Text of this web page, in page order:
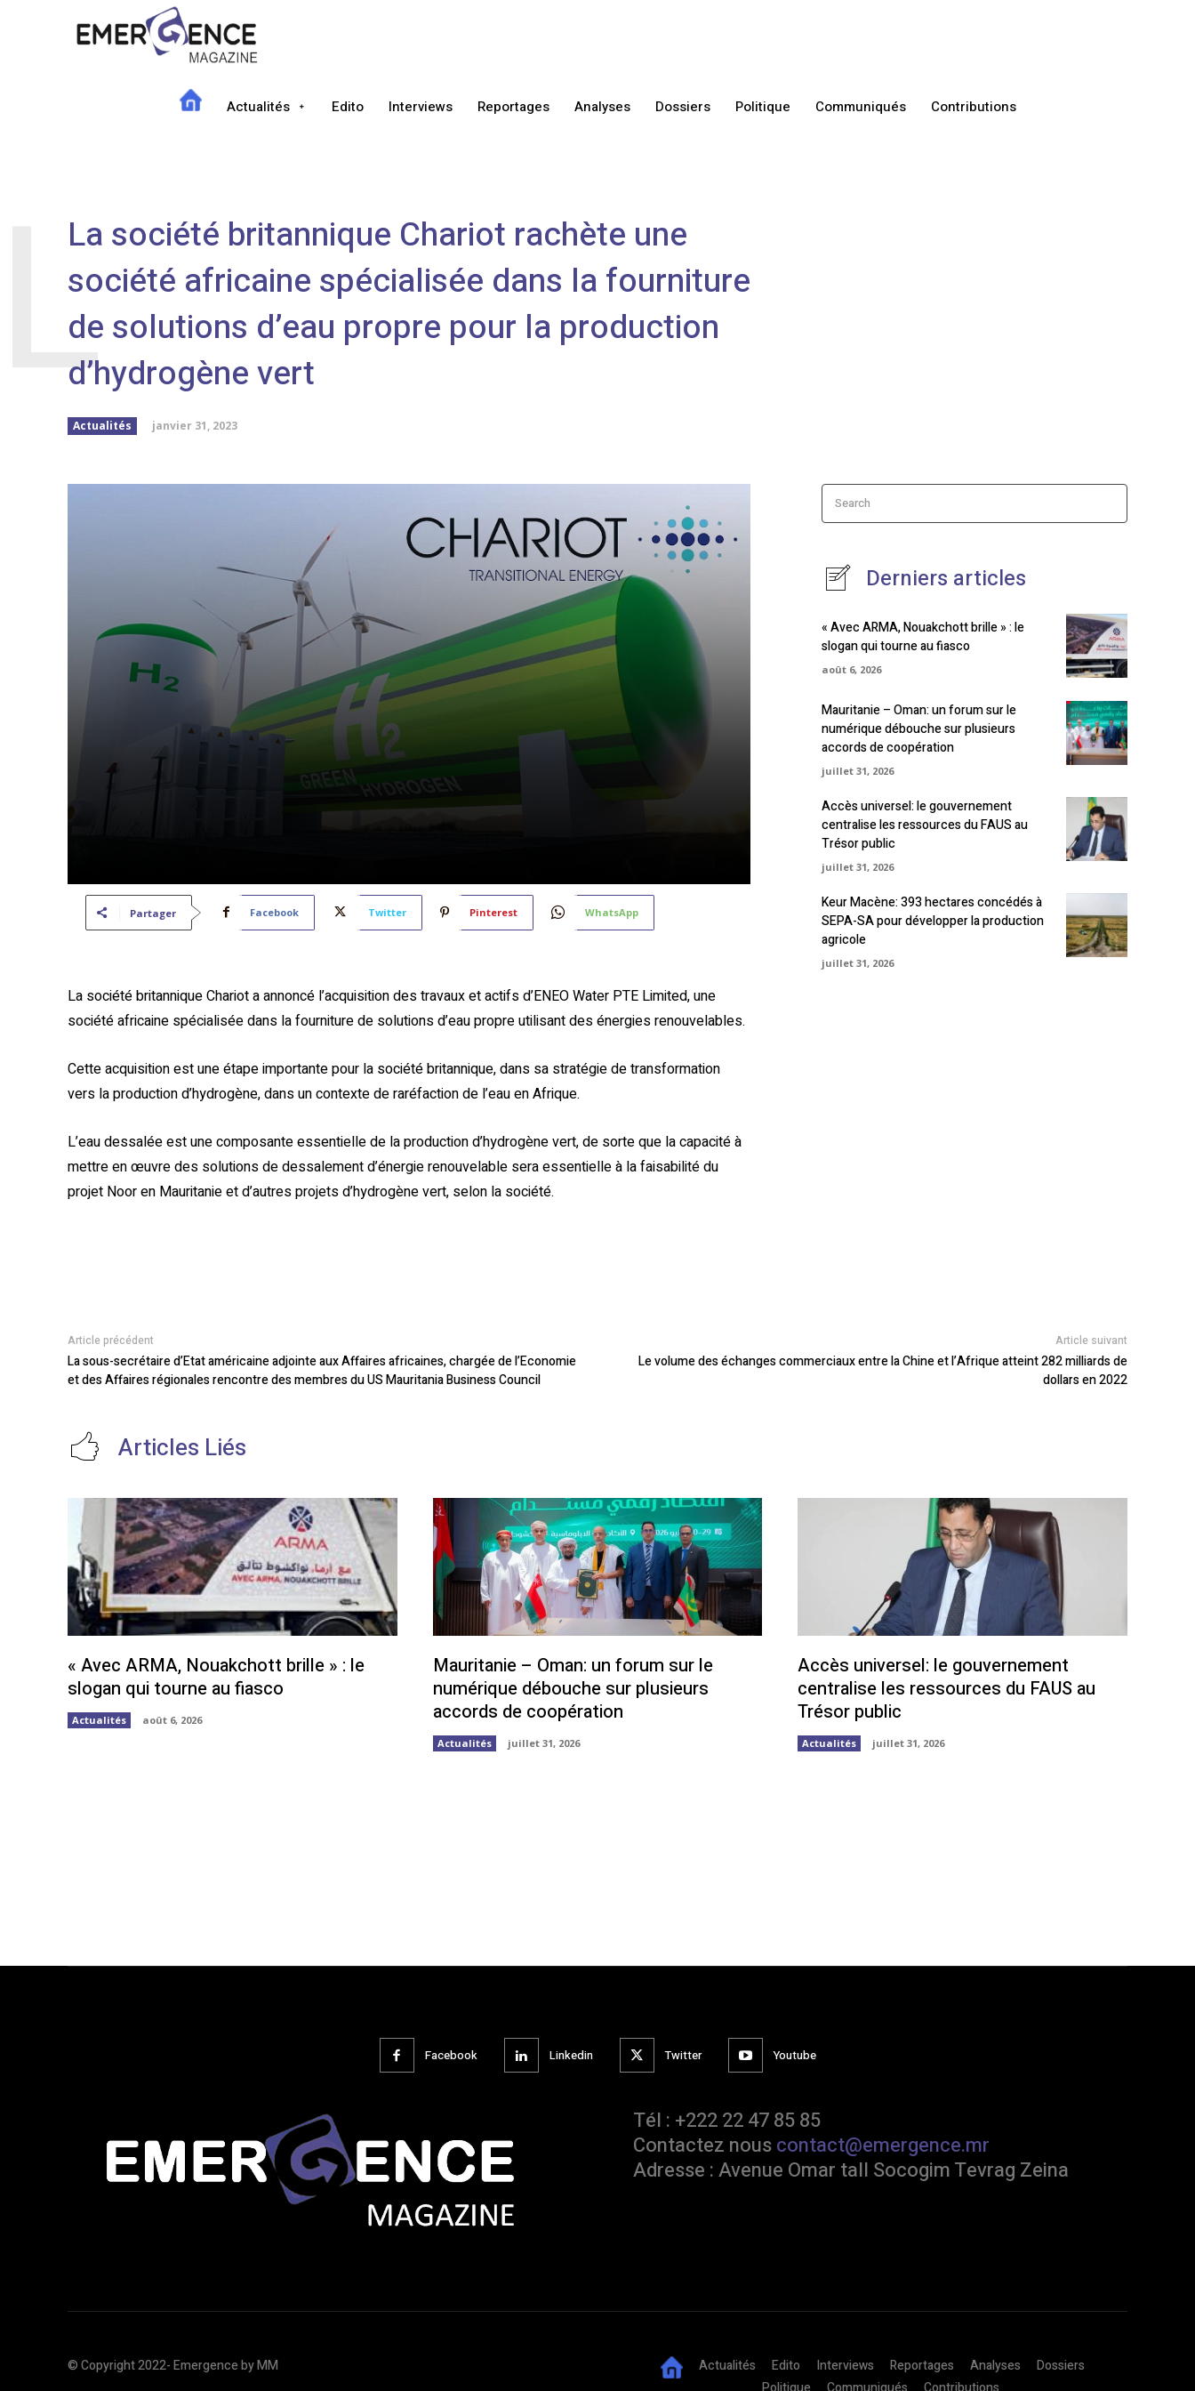
Actualités Edito Interviews Reportages Analyses Dossiers Politique Communiqués Contributions
La société britannique Chariot rachète une
société africaine spécialisée dans la fourniture
de solutions d’eau propre pour la production
d’hydrogène vert
Actualités janvier 31, 2023
Partager Facebook Twitter Pinterest WhatsApp
La société britannique Chariot a annoncé l’acquisition des travaux et actifs d’ENEO Water PTE Limited, une
société africaine spécialisée dans la fourniture de solutions d’eau propre utilisant des énergies renouvelables.
Cette acquisition est une étape importante pour la société britannique, dans sa stratégie de transformation
vers la production d’hydrogène, dans un contexte de raréfaction de l’eau en Afrique.
L’eau dessalée est une composante essentielle de la production d’hydrogène vert, de sorte que la capacité à
mettre en œuvre des solutions de dessalement d’énergie renouvelable sera essentielle à la faisabilité du
projet Noor en Mauritanie et d’autres projets d’hydrogène vert, selon la société.
Search
Derniers articles
« Avec ARMA, Nouakchott brille » : le
slogan qui tourne au fiasco
août 6, 2026
Mauritanie – Oman: un forum sur le
numérique débouche sur plusieurs
accords de coopération
juillet 31, 2026
Accès universel: le gouvernement
centralise les ressources du FAUS au
Trésor public
juillet 31, 2026
Keur Macène: 393 hectares concédés à
SEPA-SA pour développer la production
agricole
juillet 31, 2026
Article précédent
La sous-secrétaire d’Etat américaine adjointe aux Affaires africaines, chargée de l’Economie
et des Affaires régionales rencontre des membres du US Mauritania Business Council
Article suivant
Le volume des échanges commerciaux entre la Chine et l’Afrique atteint 282 milliards de
dollars en 2022
Articles Liés
« Avec ARMA, Nouakchott brille » : le
slogan qui tourne au fiasco
Actualités août 6, 2026
Mauritanie – Oman: un forum sur le
numérique débouche sur plusieurs
accords de coopération
Actualités juillet 31, 2026
Accès universel: le gouvernement
centralise les ressources du FAUS au
Trésor public
Actualités juillet 31, 2026
Facebook Linkedin Twitter Youtube
Tél : +222 22 47 85 85
Contactez nouscontact@emergence.mr
Adresse : Avenue Omar tall Socogim Tevrag Zeina
© Copyright 2022- Emergence by MM Actualités Edito Interviews Reportages Analyses
Dossiers